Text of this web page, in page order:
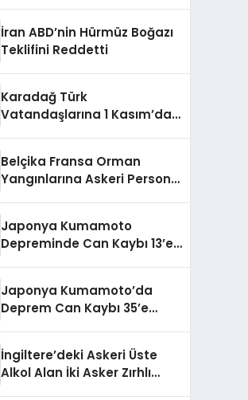
İran ABD’nin Hürmüz Boğazı
Teklifini Reddetti
Karadağ Türk
Vatandaşlarına 1 Kasım’dan
Belçika Fransa Orman
Yangınlarına Askeri Personel
Japonya Kumamoto
Depreminde Can Kaybı 13’e
Japonya Kumamoto’da
Deprem Can Kaybı 35’e
İngiltere’deki Askeri Üste
Alkol Alan İki Asker Zırhlı